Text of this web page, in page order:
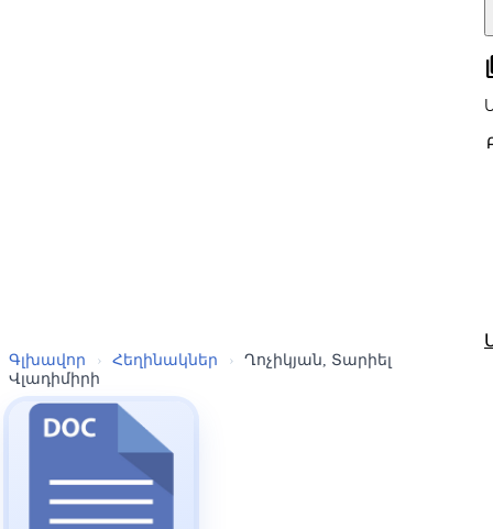
Գլխավոր › Հեղինակներ ›
Ղոչիկյան, Տարիել
Վլադիմիրի